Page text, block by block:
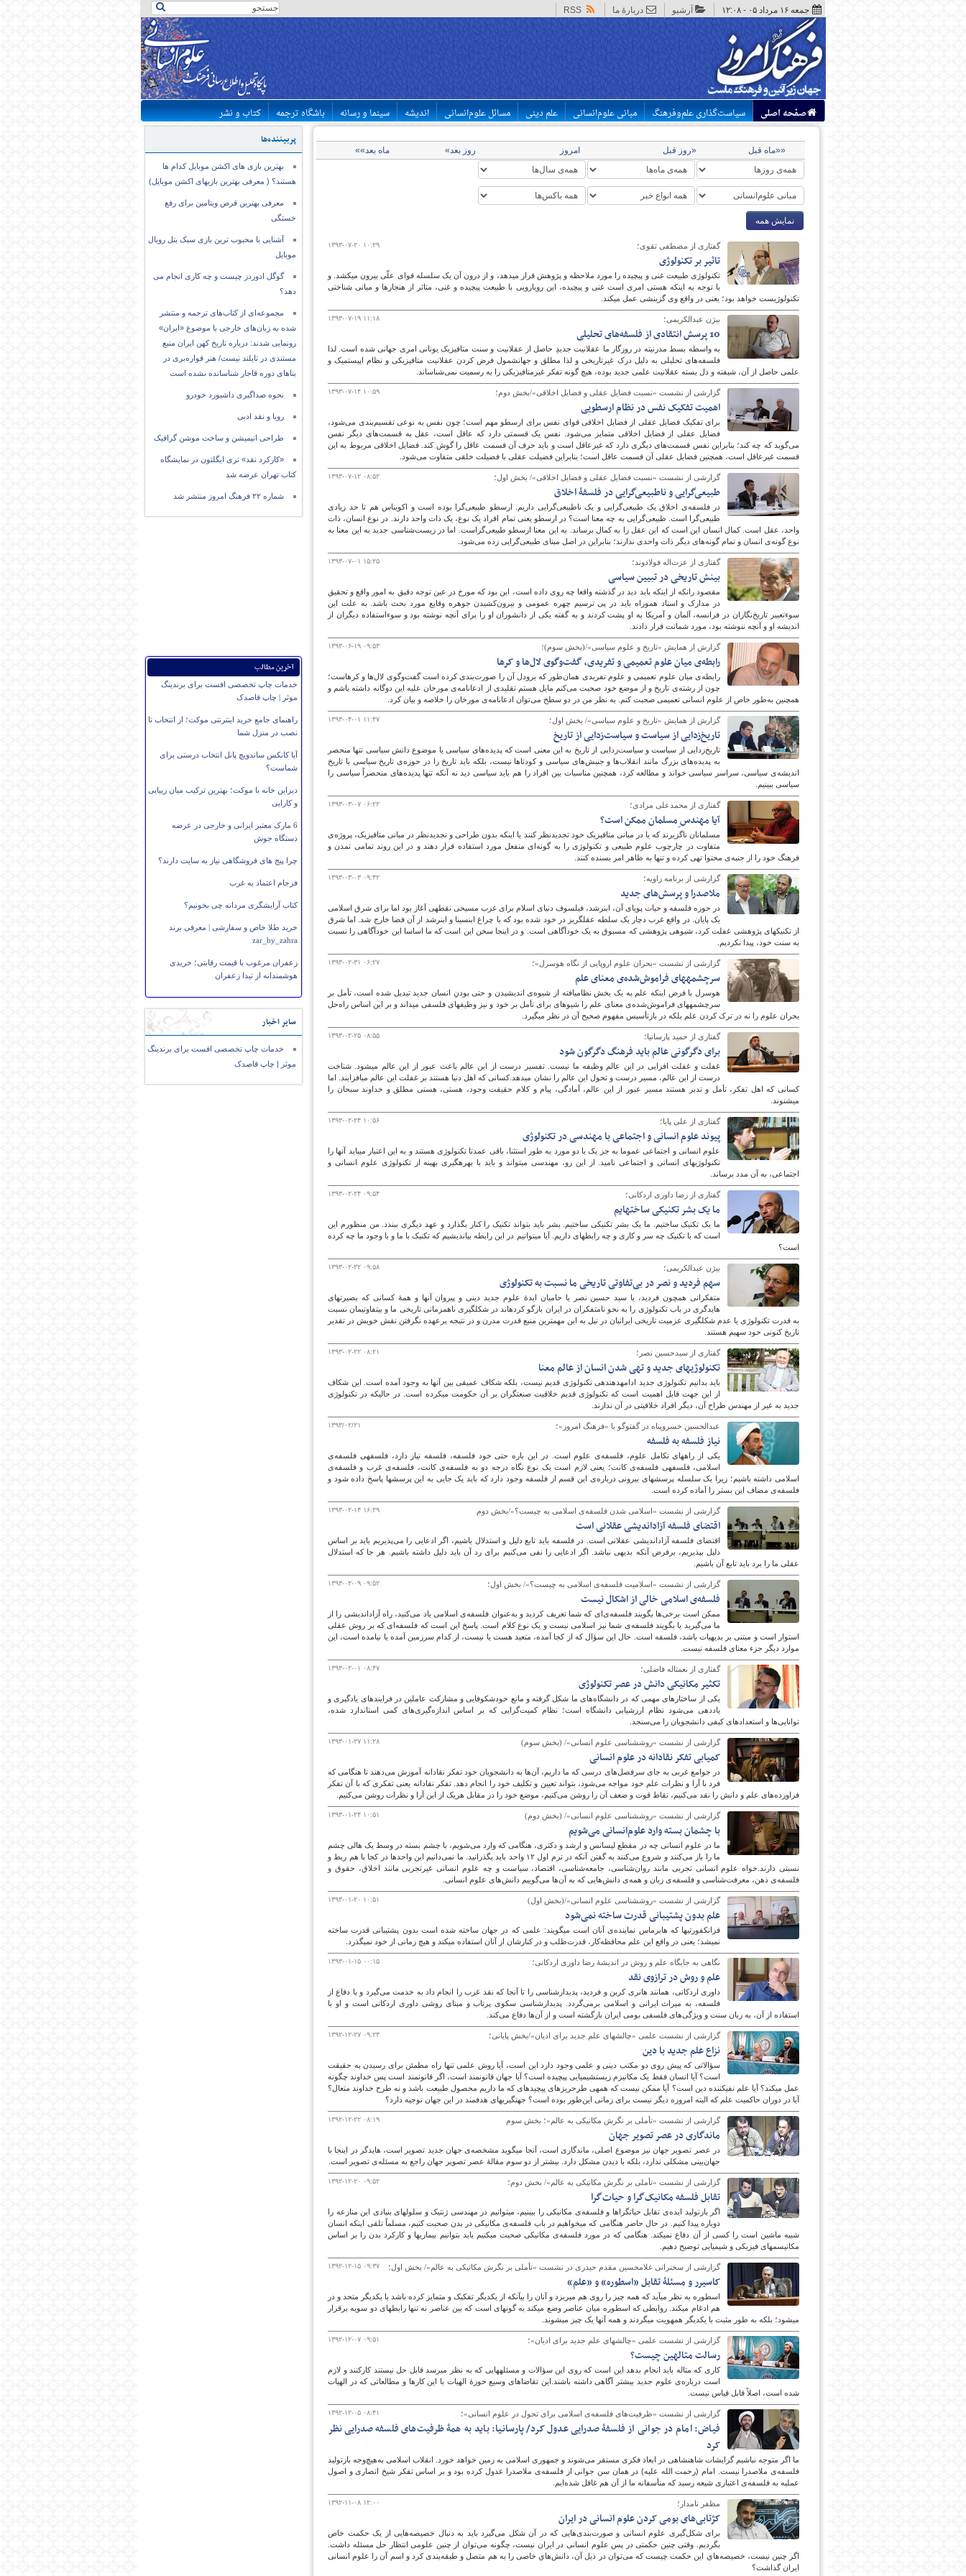
جمعه ۱۶ مرداد ۰۵ - ۱۲:۰۸ آرشیو دربارهٔ ما RSS
پایگاه اطلاع رسانی فرهنگ
امروز
صفحه اصلی سیاست‌گذاری علم‌وفرهنگ مبانی علوم‌انسانی علم دینی مسائل علوم‌انسانی اندیشه سینما و رسانه باشگاه ترجمه کتاب و نشر
پربیننده‌ها
بهترین بازی های اکشن موبایل کدام ها
هستند؟ ( معرفی بهترین بازیهای اکشن موبایل)
معرفی بهترین قرص ویتامین برای رفع
خستگی
آشنایی با محبوب ترین بازی سبک بتل رویال
موبایل
گوگل ادوردز چیست و چه کاری انجام می
دهد؟
مجموعه‌ای از کتاب‌های ترجمه و منتشر
شده به زبان‌های خارجی با موضوع «ایران»
رونمایی شدند: درباره تاریخ کهن ایران منبع
مستندی در تایلند نیست/ هنر قواره‌بری در
بناهای دوره قاجار شناسانده نشده است
نحوه صداگیری داشبورد خودرو
رویا و نقد ادبی
طراحی انیمیشن و ساخت موشن گرافیک
«کارکرد نقد» تری ایگلتون در نمایشگاه
کتاب تهران عرضه شد
شماره ۲۲ فرهنگ امروز منتشر شد
آخرین مطالب
خدمات چاپ تخصصی افست برای برندینگ
موثر | چاپ قاصدک
راهنمای جامع خرید اینترنتی موکت؛ از انتخاب تا
نصب در منزل شما
آیا کانکس ساندویچ پانل انتخاب درستی برای
شماست؟
دیزاین خانه با موکت؛ بهترین ترکیب میان زیبایی
و کارایی
6 مارک معتبر ایرانی و خارجی در عرضه
دستگاه جوش
چرا پیج های فروشگاهی نیاز به سایت دارند؟
فرجام اعتماد به غرب
کتاب آرایشگری مردانه چی بخونیم؟
خرید طلا خاص و سفارشی | معرفی برند
zar_by_zahra
زعفران مرغوب با قیمت رقابتی؛ خریدی
هوشمندانه از تیدا زعفران
سایر اخبار
خدمات چاپ تخصصی افست برای برندینگ
موثر | چاپ قاصدک
««ماه قبل «روز قبل امروز روز بعد» ماه بعد»»
نمایش همه
۱۳۹۳-۰۷-۲۰ ۱۰:۲۹ گفتاری از مصطفی تقوی؛
تاثیر بر تکنولوژی
تکنولوژی طبیعت غنی و پیچیده را مورد ملاحظه و پژوهش قرار می‎دهد، و از درون آن یک سلسله قوای علّی بیرون می‎کشد. و
با توجه به این‎که هستی امری است غنی و پیچیده، این رویارویی با طبیعت پیچیده و غنی، متاثر از هنجارها و مبانی شناختی
تکنولوژیست خواهد بود؛ یعنی در واقع وی گزینشی عمل می‎کند.
۱۳۹۳-۰۷-۱۹ ۱۱:۱۸ بیژن عبدالکریمی؛
10 پرسش انتقادی از فلسفه‌های تحليلی
به واسطه بسط مدرنيته در روزگار ما عقلانيت جديدِ حاصل از عقلانيت و سنت متافيزيک يونانی امری جهانی شده است. لذا
فلسفه‌های تحليلی به دليل درک غيرتاريخی و لذا مطلق و جهانشمول فرض کردن عقلانيت متافيزيکی و نظام اپيستميک و
علمی حاصل از آن، شيفته و دل بسته عقلانيت علمی جديد بوده، هيچ گونه تفکر غيرمتافيزيکی را به رسميت نمی‌شناساند.
۱۳۹۳-۰۷-۱۴ ۱۰:۵۹ گزارشی از نشست «نسبت فضایل عقلی و فضایل اخلاقی»/بخش دوم؛
اهمیت تفکیک نفس در نظام ارسطویی
برای تفکیک فضایل عقلی از فضایل اخلاقی قوای نفس برای ارسطو مهم است؛ چون نفس به نوعی تقسیم‌بندی می‌شود،
فضایل عقلی از فضایل اخلاقی متمایز می‌شود. نفس یک قسمتی دارد که عاقل است، عقل به قسمت‌های دیگر نفس
می‌گوید که چه کند؛ بنابراین نفس قسمت‌های دیگری دارد که غیرعاقل است و باید حرف آن قسمت عاقل را گوش کند. فضایل اخلاقی مربوط به این
قسمت غیرعاقل است، همچنین فضایل عقلی آن قسمت عاقل است؛ بنابراین فضیلت عقلی با فضیلت خلقی متفاوت می‌شود.
۱۳۹۳-۰۷-۱۲ ۰۸:۵۲ گزارشی از نشست «نسبت فضایل عقلی و فضایل اخلاقی»/ بخش اول؛
طبیعی‌گرایی و ناطبیعی‌گرایی در فلسفۀ اخلاق
در فلسفه‌ی اخلاق یک طبیعی‌گرایی و یک ناطبیعی‌گرایی داریم. ارسطو طبیعی‌گرا بوده است و اکویناس هم تا حد زیادی
طبیعی‌گرا است. طبیعی‌گرایی به چه معنا است؟ در ارسطو یعنی تمام افراد یک نوع، یک ذات واحد دارند. در نوع انسان، ذات
واحد، عقل است. کمال انسان این است که این عقل را به کمال برساند. به این معنا ارسطو طبیعی‌گراست. اما در زیست‌شناسی جدید به این معنا به
نوع گونه‌ی انسان و تمام گونه‌های دیگر ذات واحدی ندارند؛ بنابراین در اصل مبنای طبیعی‌گرایی ‌زده می‌شود.
۱۳۹۳-۰۷-۰۱ ۱۵:۲۵ گفتاری از عزت‌اله فولادوند؛
بینش تاریخی در تبیین سیاسی
مقصود رانکه از اینکه باید دید در گذشته واقعا چه روی داده است، این بود که مورخ در عین توجه دقیق به امور واقع و تحقیق
در مدارک و اسناد هموراه باید در پی ترسیم چهره عمومی و بیرون‌کشیدن جوهره وقایع مورد بحث باشد. به علت این
سوءتعبیر تاریخ‌نگاران در فرانسه، آلمان و آمریکا به او پشت کردند و به گفته یکی از دانشوران او را برای آنچه نوشته بود و سوءاستفاده دیگران از
اندیشه او و آنچه ننوشته بود، مورد شماتت قرار دادند.
۱۳۹۳-۰۶-۱۹ ۰۹:۵۳ گزارش از همایش «تاریخ و علوم سیاسی»/(بخش سوم)؛
رابطه‌ی میان علوم تعمیمی و تفریدی، گفت‌وگوی لال‌ها و کرها
رابطه‌ی میان علوم تعمیمی و علوم تفریدی همان‌طور که برودل آن را صورت‌بندی کرده است گفت‌وگوی لال‌ها و کرهاست؛
چون از رشته‌ی تاریخ و از موضع خود صحبت می‌کنم مایل هستم تقلیدی از ادعانامه‌ی مورخان علیه این دوگانه داشته باشم و
همچنین به‌طور خاص از علوم انسانی تعمیمی صحبت کنم. به نظر من در دو سطح می‌توان ادعانامه‌ی مورخان را خلاصه و بیان کرد.
۱۳۹۳-۰۴-۰۱ ۱۱:۴۷ گزارش از همایش «تاریخ و علوم سیاسی»/ بخش اول؛
تاریخ‌زدایی از سیاست و سیاست‌زدایی از تاریخ
تاریخ‌زدایی از سیاست و سیاست‌زدایی از تاریخ به این معنی است که پدیده‌های سیاسی یا موضوع دانش سیاسی تنها منحصر
به پدیده‌های بزرگ مانند انقلاب‌ها و جنبش‌های سیاسی و کودتاها نیست، بلکه باید تاریخ را در حوزه‌ی تاریخ سیاسی یا تاریخ
اندیشه‌ی سیاسی، سراسر سیاسی خواند و مطالعه کرد، همچنین مناسبات بین افراد را هم باید سیاسی دید نه آنکه تنها پدیده‌های منحصراً سیاسی را
سیاسی ببینیم.
۱۳۹۳-۰۳-۰۷ ۰۶:۲۲ گفتاری از محمدعلی مرادی؛
آیا مهندس ِمسلمان ممکن است؟
مسلمانان ناگزیرند که یا در مبانی متافیزیک خود تجدیدنظر کنند یا اینکه بدون طراحی و تجدیدنظر در مبانی متافیزیک، پروژه‌ی
متفاوت در چارچوب علوم طبیعی و تکنولوژی را به گونه‌ای منفعل مورد استفاده قرار دهند و در این روند تمامی تمدن و
فرهنگ خود را از جنبه‌ی محتوا تهی کرده و تنها به ظاهر امر بسنده کنند.
۱۳۹۳-۰۳-۰۳ ۰۹:۴۲ گزارشی از برنامه زاویه؛
ملاصدرا و پرسش‌های جدید
در حوزه فلسفه و حیات پویای آن، ابن‎رشد، فیلسوف دنیای اسلام برای غرب مسیحی نقطه‎ی آغاز بود اما برای شرق اسلامی
یک پایان. در واقع غرب دچار یک سلطه عقل‎گریز در خود شده بود که با چراغ ابن‎سینا و ابن‎رشد از آن فضا خارج شد. اما شرق
از تکنیک‎های پژوهشی غفلت کرد، شیوه‎ی پژوهشی که مسبوق به یک خودآگاهی است. و در این‎جا سخن این است که ما اساسا این خودآگاهی را نسبت
به سنت خود، پیدا نکردیم.
۱۳۹۳-۰۲-۳۱ ۰۶:۲۷ گزارشی از نشست «بحران علوم اروپایی از نگاه هوسرل»؛
سرچشمه‎های فراموش‌شده‌ی معنای علم
هوسرل با فرض اینکه علم به یک بخش نظام‎یافته از شیوه‌ی اندیشیدن و حتی بودنِ انسان جدید تبدیل شده است، تأمل بر
سرچشمه‎های فراموش‌شده‌ی معنای علم را شیوه‎ای برای تأمل بر خود و نیز وظیفه‎ای فلسفی می‎داند و بر این اساس راه‌حل
بحران علوم را نه در ترک کردن علم بلکه در بازتأسیس مفهوم صحیح آن در نظر می‎گیرد.
۱۳۹۳-۰۲-۲۵ ۰۸:۵۵ گفتاری از حمید پارسانیا؛
برای دگرگونی عالم باید فرهنگ دگرگون شود
غفلت و غفلت افزایی در این عالم وظیفه ما نیست. تفسیر درست از این عالم باعث عبور از این عالم می‎شود. شناخت
درست از این عالم، مسیر درست و تحول این عالم را نشان می‎دهد.کسانی که اهل دنیا هستند بر غفلت این عالم می‎افزایند. اما
کسانی که اهل تفکر، تأمل و تدبر هستند مسیر عبور از این عالم، آمادگی، پیام و کلام حقیقت وجود، هستی، هستی مطلق و خداوند سبحان را
می‎شنوند.
۱۳۹۳-۰۲-۲۴ ۱۰:۵۶ گفتاری از علی پایا؛
پیوند علوم انسانی و اجتماعی با مهندسی در تکنولوژی
علوم انسانی و اجتماعی عموما به جز یک یا دو مورد به طور استثنا، باقی عمدتا تکنولوژی هستند و به این اعتبار می‎باید آن‎ها را
تکنولوژی‎های انسانی و اجتماعی نامید. از این رو، مهندسی می‎تواند و باید با بهره‎گیری بهینه از تکنولوژی علوم انسانی و
اجتماعی، به آن مدد برساند.
۱۳۹۳-۰۲-۲۴ ۰۹:۵۴ گفتاری از رضا داوری اردکانی؛
ما یک بشر تکنیکی ساخته‎ایم
ما یک تکنیک ساختیم. ما یک بشر تکنیکی ساختیم. بشر باید بتواند تکنیک را کنار بگذارد و عهد دیگری ببندد. من منظورم این
است که با تکنیک چه سر و کاری و چه رابطه‎ای داریم. آیا می‎توانیم در این رابطه بیاندیشیم که تکنیک با ما و با وجود ما چه کرده
است؟
۱۳۹۳-۰۲-۲۲ ۰۹:۵۸ بیژن عبدالکریمی؛
سهم فردید و نصر در بی‌تفاوتی تاریخی ما نسبت به تکنولوژی
متفکرانی همچون فردید، یا سید حسین نصر یا حامیان ایدۀ علوم جدید دینی و پیروان آنها و همۀ كسانی كه بصيرت­‎های
هايدگری در باب تكنولوژی را به نحو نامتفکران‎ در ايران بازگو كرده‎­اند در شكل‎­گیری ناهم­زمانی تاریخی ما و بی‎­تفاوتی‎­مان نسبت
به قدرت تكنولوژی یا عدم شکل­‎گیری عزمیت تاریخی ایرانیان در نیل به این مهم­ترین منبع قدرت مدرن و در نتیجه برعهده نگرفتن نقش خویش در تقدیر
تاریخ کنونی خود سهيم هستند.
۱۳۹۳-۰۲-۲۲ ۰۸:۲۱ گفتارى از سيدحسين نصر؛
تکنولوژی‎های جدید و تهی شدن انسان از عالم معنا
باید بدانیم تکنولوژی جدید ادامه‎دهنده‎ی تکنولوژی قدیم نیست، بلکه شکاف عمیقی بین آن‎ها به وجود آمده است. این شکاف
از این جهت قابل اهمیت است که تکنولوژی قدیم خلاقیت صنعت‎گران بر آن حکومت می‎کرده است. در حالی‎که در تکنولوژی
جدید به غیر از مهندس طراح آن، دیگر افراد خلاقیتی در آن ندارند.
۱۳۹۳/۰۲/۲۱ عبدالحسین خسروپناه در گفت‎وگو با «فرهنگ امروز»؛
نیاز فلسفه به فلسفه
یکی از راه‎های تکامل علوم، فلسفه‌ی علوم است. در این باره حتی خود فلسفه، فلسفه نیاز دارد، فلسفه‎ی فلسفه‌ی
اسلامی، فلسفه‎ی فلسفه‌ی کانت؛ یعنی لازم است یک نوع نگاه درجه دو به فلسفه‌ی کانت، فلسفه‌ی غرب و فلسفه‌ی
اسلامی داشته باشیم؛ زیرا یک سلسله پرسش‎های بیرونی درباره‌ی این قسم از فلسفه وجود دارد که باید یک جایی به این پرسش‎ها پاسخ داده شود و
فلسفه‌ی مضاف این بستر را آماده کرده است.
۱۳۹۳-۰۲-۱۴ ۱۶:۲۹ گزارشی از نشست «اسلامی شدن فلسفه‌ی اسلامی به چیست؟»/بخش دوم
اقتضای فلسفه آزاداندیشی عقلانی است
اقتضای فلسفه آزاداندیشی عقلانی است. در فلسفه باید تابع دلیل و استدلال باشیم، اگر ادعایی را می‌پذیریم باید بر اساس
دلیل بپذیریم، برفرض آنکه بدیهی نباشد. اگر ادعایی را نفی می‌کنیم برای رد آن باید دلیل داشته باشیم. هر جا که استدلال
عقلی ما را برد باید تابع آن باشیم.
۱۳۹۳-۰۲-۰۹ ۰۹:۵۲ گزارشی از نشست «اسلامیت فلسفه‌ی اسلامی به چیست؟»/ بخش اول؛
فلسفه‌ی اسلامی خالی از اشکال نیست
ممکن است برخی‌ها بگویند فلسفه‌ی‌ای که شما تعریف کردید و به‌عنوان فلسفه‌ی اسلامی یاد می‌کنید، راه آزاداندیشی را از
ما می‌گیرید یا بگویند فلسفه‌ی شما نیز اسلامی نیست و یک نوع کلام است. پاسخ این است که فلسفه‌ای که بر روش عقلی
استوار است و مبتنی بر بدیهیات باشد، فلسفه است. حال این سؤال که از کجا آمده، متعبد هست یا نیست، از کدام سرزمین آمده یا نیامده است، این
موارد دیگر جزء معنای فلسفه نیست.
۱۳۹۳-۰۲-۰۱ ۰۸:۴۷ گفتاری از نعمت‎اله فاضلی؛
تکثیر مکانیکی دانش در عصر تکنولوژی
یکی از ساختارهای مهمی که در دانشگاه‌های ما شکل گرفته و مانع خودشکوفایی و مشارکت عاملین در فرایندهای یادگیری و
یاددهی می‌شود نظام ارزشیابی دانشگاه است؛ نظام کمیت‌گرایی که بر اساس اندازه‌گیری‌های کمی استاندارد شده،
توانایی‌ها و استعدادهای کیفی دانشجویان را می‌سنجد.
۱۳۹۳-۰۱-۲۷ ۱۱:۲۸ گزارشی از نشست «روش‎شناسی علوم انسانی»/ (بخش سوم)
کمیابی تفکر نقادانه در علوم انسانی
در جوامع غربی به جای سرفصل‌های درسی که ما داریم، آن‌ها به دانشجویان خود تفکر نقادانه آموزش می‌دهند تا هنگامی که
فرد با آرا و نظرات علم خود مواجه می‌شود، بتواند تعیین و تکلیف خود را انجام دهد. تفکر نقادانه یعنی تفکری که با آن تفکر
فراورده‌های علم و دانش را نقد می‌کنیم، نقاط قوت و ضعف آن را روشن می‌کنیم، موضع خود را در مقابل هریک از این آرا و نظرات روشن می‌کنیم.
۱۳۹۳-۰۱-۲۴ ۱۰:۵۱ گزارشی از نشست «روش‎شناسی علوم انسانی»/ (بخش دوم)
با چشمان بسته وارد علوم‌انسانی می‌شویم
ما در علوم انسانی چه در مقطع لیسانس و ارشد و دکتری، هنگامی که وارد می‌شویم، با چشم بسته در وسط یک هالی چشم
ما را باز می‌کنند و شروع می‌کنند به گفتن آنکه در ترم اول ۱۲ واحد باید بگذرانید. ما نمی‌دانیم این واحدها در کجا با هم ربط و
نسبتی دارند.خواه علوم انسانی تجربی مانند روان‌شناسی، جامعه‌شناسی، اقتصاد، سیاست و چه علوم انسانی غیرتجربی مانند اخلاق، حقوق و
فلسفه‌ی ذهن، معرفت‌شناسی و فلسفه‌ی زبان و همه‌ی دانش‌هایی که به آن‌ها می‌گوییم دانش‌های علوم انسانی.
۱۳۹۳-۰۱-۲۰ ۱۰:۵۱ گزارشی از نشست «روش‎شناسی علوم انسانی»/(بخش اول)
علم بدون پشتیبانی قدرت ساخته نمی‌شود
فرانکفورتی‎ها که هابرماس نماینده‌ی آنان است می‎گویند: علمی که در جهان ساخته شده است بدون پشتیبانی قدرت ساخته
نمی‎شد؛ یعنی در واقع این علم محافظه‌کار، قدرت‌طلب و در کنارشان از آنان استفاده می‎کند و هیچ زمانی از خود نمی‎گذرد.
۱۳۹۳-۰۱-۱۵ ۰۰:۱۵ نگاهی به جایگاه علم و روش در انديشۀ رضا داوری اردكانی؛
علم و روش در ترازوی نقد
داوری اردكانی، همانند هانری كربن و فرديد، پديدارشناسی را تا آنجا كه نقد غرب را انجام داد به خدمت می‌گیرد و با دفاع از
فلسفه، به ميراث ايرانی و اسلامی برمی‌گردد. پديدارشناسی سكوی پرتاب و مبنای روشی داوری اردكانی است و او با
استفاده از آن، به زبان سنت و ويژگی‌های فلسفی بومی ايران بازگشته است و از آن‌ها دفاع می‌کند.
۱۳۹۲-۱۲-۲۷ ۰۹:۲۳ گزارشی از نشست علمی «چالش‎های علم جدید برای ادیان»/بخش پایانی؛
نزاع علم جدید با دین
سؤالاتی که پیش روی دو مکتب دینی و علمی وجود دارد این است، آیا روش علمی تنها راه مطمئن برای رسیدن به حقیقت
است؟ آیا انسان فقط یک مکانیزم زیست‎شیمیایی پیچیده است؟ آیا جهان قانونمند است، اگر قانونمند است پس خداوند چگونه
عمل می‎کند؟ آیا علم نفی‎کننده دین است؟ آیا ممکن نیست که همه‎ی طرح‎ریزهای پیچیده‎ای که ما داریم محصول طبیعت باشد و نه طرح خداوند متعال؟
آیا در دوران حاکمیت علم که البته امروزه دیگر نیست برای زمانی این‌طور بوده است؟ جهت‎گیری‎های هدفمند در این جهان توجیه دارد؟
۱۳۹۲-۱۲-۲۲ ۰۸:۱۹ گزارشی از نشست «تأملی بر نگرش مکانیکی به عالم»؛ بخش سوم
ماندگاری در عصر تصویر جهان
در عصر تصویر جهان نیز موضوع اصلی، ماندگاری است، آنجا می‎گوید مشخصه‌ی جهان جدید تصویر است، هایدگر در اینجا با
جهان‌بینی مشکلی ندارد، بلکه با دیدن مشکل دارد. بیشتر از دو سوم مقالۀ عصر تصویر جهان راجع به مسئله‌ی تصویر است.
۱۳۹۲-۱۲-۲۰ ۰۹:۵۲ گزارشی از نشست «تأملی بر نگرش مکانیکی به عالم»/ بخش دوم؛
تقابل فلسفه مکانیک‌گرا و حیات‌گرا
اگر بازتولید ایده‌ی تقابل حیات‎گراها و فلسفه‌ی مکانیکی را ببینیم، می‎توانیم در مهندسی ژنتیک و سلول‎های بنیادی این منازعه را
دوباره پیدا کنیم. در حال حاضر هنگامی که می‎خواهیم در باب فلسفه‌ی مکانیکی در بدن صحبت کنیم، مسلماً تلقی اینکه انسان
شبیه ماشین است را کسی از آن دفاع نمی‎کند. هنگامی که در مورد فلسفه‌ی مکانیکی صحبت می‎کنیم باید بتوانیم بیماری‎ها و کارکرد بدن را بر اساس
مکانیسم‎های فیزیکی و شیمیایی توضیح دهیم.
۱۳۹۲-۱۲-۱۵ ۰۹:۳۷ گزارشی از سخنرانی غلامحسین مقدم حیدری در نشست «تأملی بر نگرش مکانیکی به عالم»/ بخش اول؛
کاسیرر و مسئلۀ تقابل «اسطوره» و «علم»
اسطوره به نظر می‎آید که همه چیز را روی هم می‎ریزد و آنان را بی‎آنکه از یکدیگر تفکیک و متمایز کرده باشد با یکدیگر متحد و در
هم ادغام می‎کند. روابطی که اسطوره میان عناصر وضع می‎کند به گونه‎ای است که بین عناصر نه تنها رابطه‎ای دو سویه برقرار
می‎شود؛ بلکه به طور مثبت با یکدیگر هم‎هویت می‎گردند و همه آن‎ها یک چیز می‎شوند.
۱۳۹۲-۱۲-۰۷ ۰۹:۵۱ گزارشی از نشست علمی «چالش‎های علم جدید برای ادیان»؛
رسالت متالهین چیست؟
کاری که متاله باید انجام بدهد این است که روی این سؤالات و مسئله‎هایی که به نظر می‎رسد قابل حل نیستند کارکنند و لازم
است درباره‌ی علوم جدید بیشتر آگاهی داشته باشند.این تقاضاهای وسیع حوزۀ الهیات با این کارها و مطالعاتی که در الهیات
شده است، اصلاً قابل قیاس نیست.
۱۳۹۲-۱۲-۰۵ ۰۸:۴۱ گزارشی از نشست «ظرفیت‌های فلسفه‌ی اسلامی برای تحول در علوم انسانی»؛
فیاض: امام در جوانی از فلسفۀ صدرایی عدول کرد/ پارسانیا: باید به همۀ ظرفیت‌های فلسفه صدرایی نظر
کرد
ما اگر متوجه نباشیم گرایشات شاهنشاهی در ابعاد فکری مستقر می‌شوند و جمهوری اسلامی به زمین خواهد خورد. انقلاب اسلامی به‌هیچ‌وجه بازتولید
فلسفه‌ی ملاصدرا نیست. امام (رحمت الله علیه) در همان سن جوانی از فلسفه‌ی ملاصدرا عدول کرده بود و بر اساس تفکر شیخ انصاری و اصول
عملیه به فلسفه‌ی اعتباری شیعه رسید که متأسفانه ما از آن هم غافل شده‌ایم.
۱۳۹۲-۱۱-۰۸ ۱۲:۰۰ مظفر نامدار؛
کژتابی‌های بومی کردن علوم انسانی در ایران
برای شکل‌گیری علوم انسانی و صورت‌بندی‌هایی که در آن شکل می‌گیرد باید به دنبال خصیصه‌هایی از یک حکمت خاص
بگردیم. وقتی چنین حکمتی در پس علوم انسانی در ایران نیست، چگونه می‌توان از چنین علومی انتظار حل مسئله داشت.
اگر چنین نیست، خصیصه‌هاي این حکمت چیست که می‌توان در ذیل آن، دانش‌هاي خاصی را به هم متصل و طبقه‌بندی کرد و اسم آن را علوم انسانی
ایران گذاشت؟